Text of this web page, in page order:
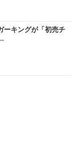
キングが「初売チ